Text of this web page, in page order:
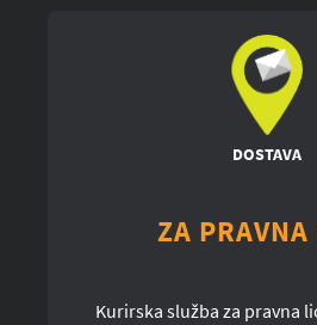
DOSTAVA
ZA PRAVNA
Kurirska služba za pravna